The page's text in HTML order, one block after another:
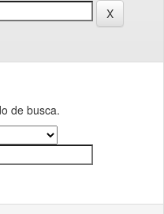
de busca.